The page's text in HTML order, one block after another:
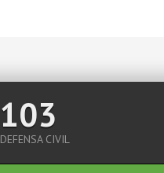
103
DEFENSA CIVIL